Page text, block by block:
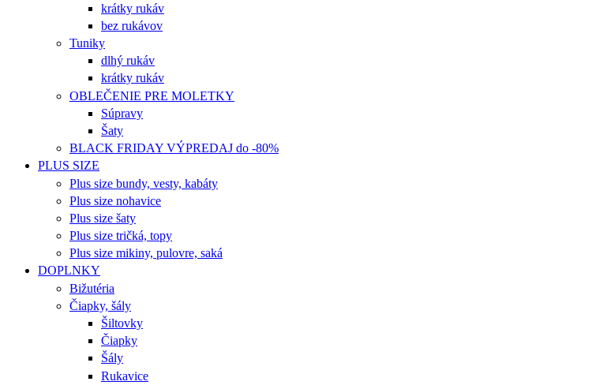
krátky rukáv
bez rukávov
Tuniky
dlhý rukáv
krátky rukáv
OBLEČENIE PRE MOLETKY
Súpravy
Šaty
BLACK FRIDAY VÝPREDAJ do -80%
PLUS SIZE
Plus size bundy, vesty, kabáty
Plus size nohavice
Plus size šaty
Plus size tričká, topy
Plus size mikiny, pulovre, saká
DOPLNKY
Bižutéria
Čiapky, šály
Šiltovky
Čiapky
Šály
Rukavice